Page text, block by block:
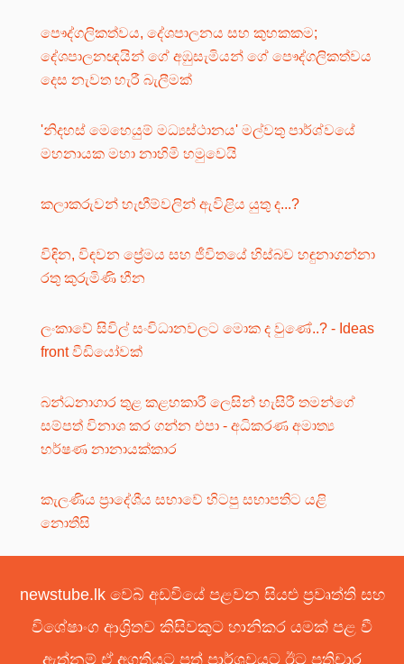
පෞද්ගලිකත්වය, දේශපාලනය සහ කුහකකම;
දේශපාලනඥයින් ගේ අඹුසැමියන් ගේ පෞද්ගලිකත්වය
දෙස නැවත හැරී බැලීමක්
'නිදහස් මෙහෙයුම් මධ්‍යස්ථානය' මල්වතු පාර්ශ්වයේ
මහනායක මහා නාහිමි හමුවෙයි
කලාකරුවන් හැඟීම්වලින් ඇවිළිය යුතු ද...?
විඳින, විඳවන ප්‍රේමය සහ ජීවිතයේ හිස්බව හඳුනාගන්නා
රතු කුරුමිණි හීන
ලංකාවේ සිවිල් සංවිධානවලට මොක ද වුණේ..? - Ideas
front වීඩියෝවක්
බන්ධනාගාර තුළ කළහකාරී ලෙසින් හැසිරී තමන්ගේ
සම්පත් විනාශ කර ගන්න එපා - අධිකරණ අමාත්‍ය
හර්ෂණ නානායක්කාර
කැලණිය ප්‍රාදේශීය සභාවේ හිටපු සභාපතිට යළි
නොතීසි
newstube.lk වෙබ් අඩවියේ පළවන සියළු ප්‍රවෘත්ති සහ
විශේෂාංග ආශ්‍රිතව කිසිවකුට හානිකර යමක් පළ වී
ඇත්නම් ඒ අගතියට පත් පාර්ශවයට ඊට ප්‍රතිචාර